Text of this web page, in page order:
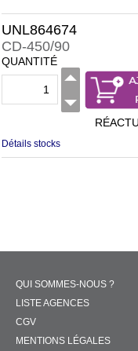
UNL864674
CD-450/90
QUANTITÉ
Détails stocks
QUI SOMMES-NOUS ?
LISTE AGENCES
CGV
MENTIONS LÉGALES